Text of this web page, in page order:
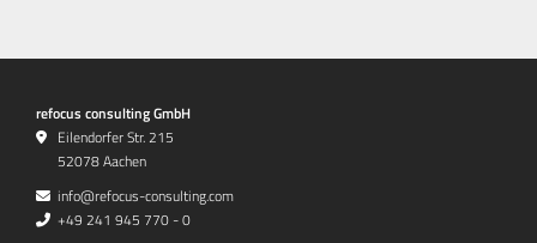
refocus consulting GmbH
Eilendorfer Str. 215
52078 Aachen
info@refocus-consulting.com
+49 241 945 770 - 0